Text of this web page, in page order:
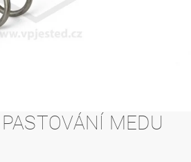
MEDU